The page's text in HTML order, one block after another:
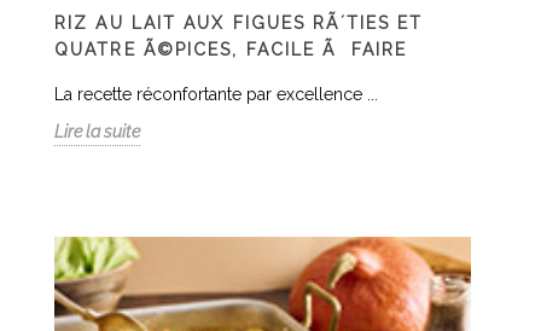
RIZ AU LAIT AUX FIGUES RÃ´TIES ET
QUATRE Ã©PICES, FACILE Ã FAIRE
La recette réconfortante par excellence ...
Lire la suite